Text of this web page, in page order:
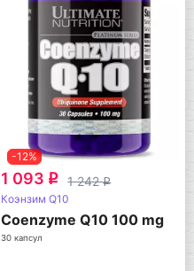
-12%
1 093 q 1 242q
Коэнзим Q10
Coenzyme Q10 100 mg
30 капсул